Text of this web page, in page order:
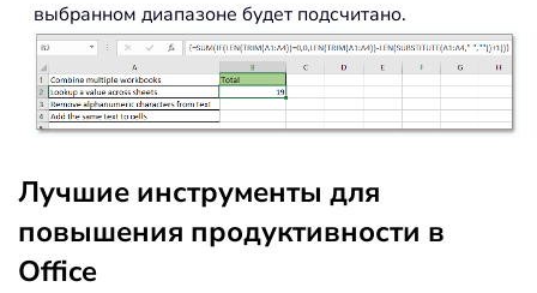
выбранном диапазоне будет подсчитано.
Лучшие инструменты для
повышения продуктивности в
Office